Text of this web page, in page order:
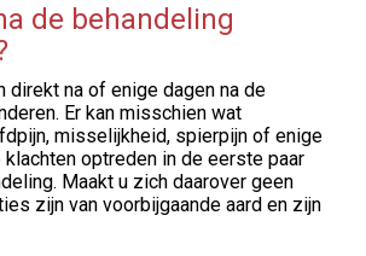
de behandeling
direkt na of enige dagen na de
Er kan misschien wat
misselijkheid, spierpijn of enige
optreden in de eerste paar
Maakt u zich daarover geen
zijn van voorbijgaande aard en zijn